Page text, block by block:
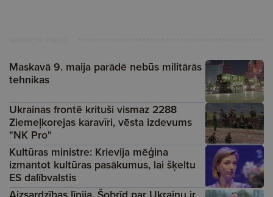
Maskavā 9. maija parādē nebūs militārās
tehnikas
Ukrainas frontē krituši vismaz 2288
Ziemeļkorejas karavīri, vēsta izdevums
"NK Pro"
Kultūras ministre: Krievija mēģina
izmantot kultūras pasākumus, lai šķeltu
ES dalībvalstis